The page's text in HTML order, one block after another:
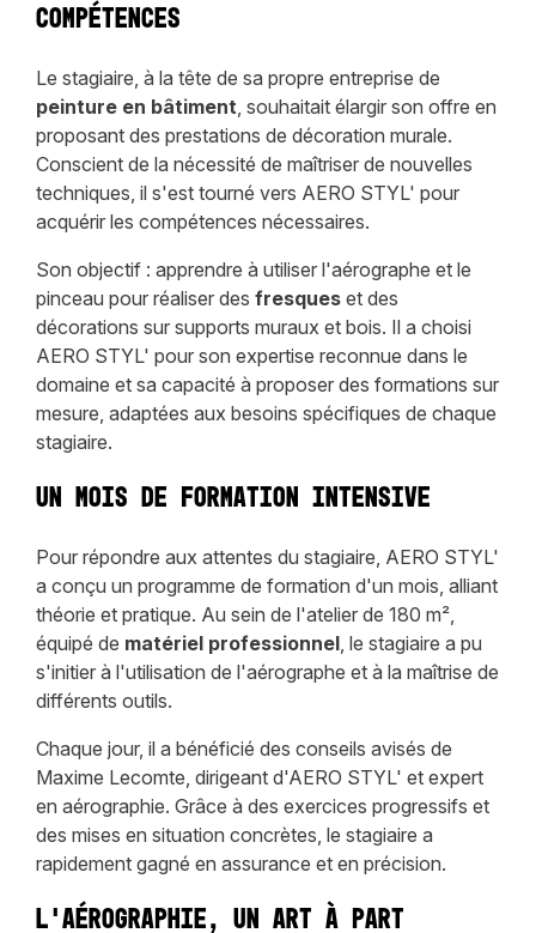
compétences
Le stagiaire, à la tête de sa propre entreprise de
peinture en bâtiment, souhaitait élargir son offre en
proposant des prestations de décoration murale.
Conscient de la nécessité de maîtriser de nouvelles
techniques, il s'est tourné vers AERO STYL' pour
acquérir les compétences nécessaires.
Son objectif : apprendre à utiliser l'aérographe et le
pinceau pour réaliser des fresqueset des
décorations sur supports muraux et bois. Il a choisi
AERO STYL' pour son expertise reconnue dans le
domaine et sa capacité à proposer des formations sur
mesure, adaptées aux besoins spécifiques de chaque
stagiaire.
Un mois de formation intensive
Pour répondre aux attentes du stagiaire, AERO STYL'
a conçu un programme de formation d'un mois, alliant
théorie et pratique. Au sein de l'atelier de 180 m²,
équipé de matériel professionnel, le stagiaire a pu
s'initier à l'utilisation de l'aérographe et à la maîtrise de
différents outils.
Chaque jour, il a bénéficié des conseils avisés de
Maxime Lecomte, dirigeant d'AERO STYL' et expert
en aérographie. Grâce à des exercices progressifs et
des mises en situation concrètes, le stagiaire a
rapidement gagné en assurance et en précision.
L'aérographie, un art à part